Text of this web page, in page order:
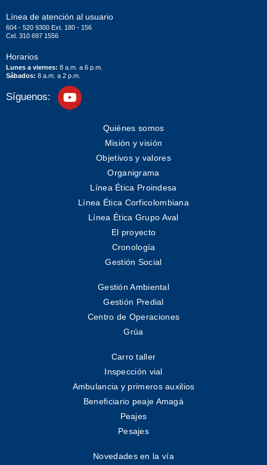
Línea de atención al usuario
604 - 520 9300 Ext. 180 - 156
Cel. 310 697 1556
Horarios
Lunes a viernes: 8 a.m. a 6 p.m.
Sábados: 8 a.m. a 2 p.m.
Síguenos:
Quiénes somos
Misión y visión
Objetivos y valores
Organigrama
Línea Ética Proindesa
Línea Ética Corficolombiana
Línea Ética Grupo Aval
El proyecto
Cronología
Gestión Social
Gestión Ambiental
Gestión Predial
Centro de Operaciones
Grúa
Carro taller
Inspección vial
Ambulancia y primeros auxilios
Beneficiario peaje Amagá
Peajes
Pesajes
Novedades en la vía